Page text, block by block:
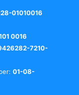
01010016
0016
7210-
01-08-